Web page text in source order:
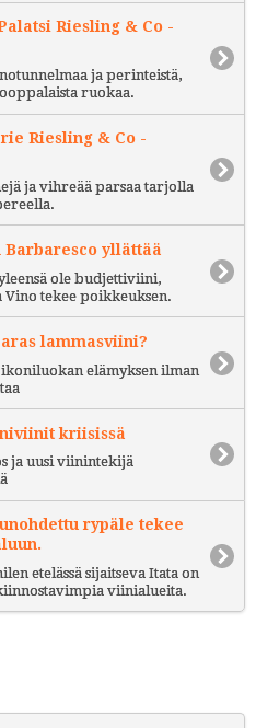
Riesling & Co -
ja perinteistä,
ruokaa.
Riesling & Co -
ja vihreää parsaa tarjolla
yllättää
ole budjettiviini,
Vino tekee poikkeuksen.
lammasviini?
elämyksen ilman
kriisissä
ja uusi viinintekijä
rypäle tekee
etelässä sijaitseva Itata on
viinialueita.